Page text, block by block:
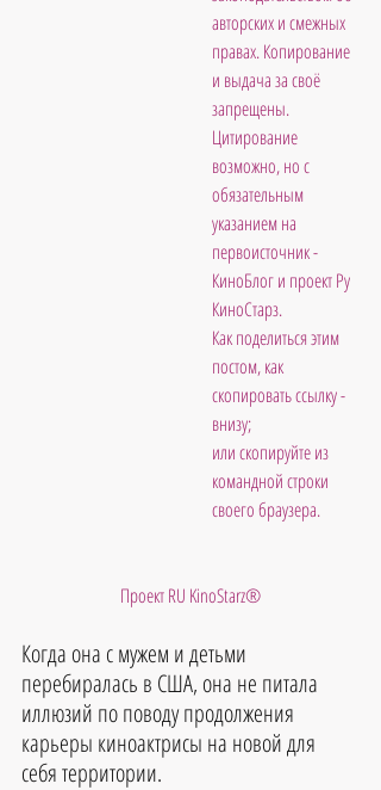
авторских и смежных
правах. Копирование
и выдача за своё
запрещены.
Цитирование
возможно, но с
обязательным
указанием на
первоисточник -
КиноБлог и проект Ру
КиноСтарз.
Как поделиться этим
постом, как
скопировать ссылку -
внизу;
или скопируйте из
командной строки
своего браузера.
Проект RU KinoStarz®
Когда она с мужем и детьми
перебиралась в США, она не питала
иллюзий по поводу продолжения
карьеры киноактрисы на новой для
себя территории.